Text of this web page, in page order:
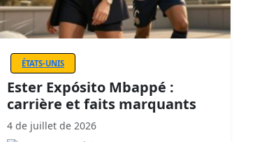
ÉTATS-UNIS
Ester Expósito Mbappé :
carrière et faits marquants
4 de juillet de 2026